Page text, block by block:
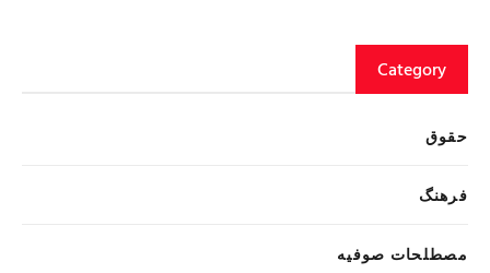
Category
حقوق
فرهنگ
مصطلحات صوفیه